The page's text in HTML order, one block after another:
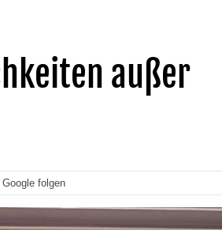
außer
folgen